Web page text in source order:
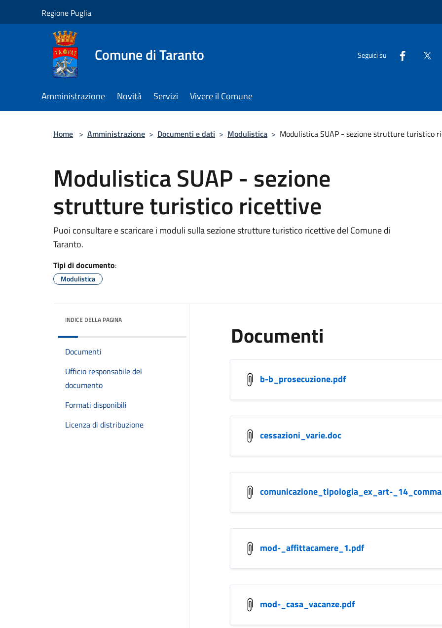
Regione Puglia
Comune di Taranto Seguici su
Amministrazione Novità Servizi Vivere il Comune
Home > Amministrazione > Documenti e dati > Modulistica > Modulistica SUAP - sezione strutture turistico
Modulistica SUAP - sezione
strutture turistico ricettive
Puoi consultare e scaricare i moduli sulla sezione strutture turistico ricettive del Comune di
Taranto.
Tipi di documento:
Modulistica
INDICE DELLA PAGINA
Documenti
Ufficio responsabile del
documento
Formati disponibili
Licenza di distribuzione
Documenti
b-b_prosecuzione.pdf
cessazioni_varie.doc
comunicazione_tipologia_ex_art-
mod-_affittacamere_1.pdf
mod-_casa_vacanze.pdf